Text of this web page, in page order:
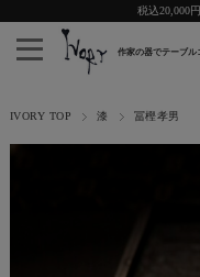
税込20,000
IVORY TOP 漆 冨樫孝男